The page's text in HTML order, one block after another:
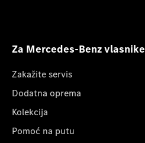
Za Mercedes-Benz vlasnike
Zakažite servis
Dodatna oprema
Kolekcija
Pomoć na putu